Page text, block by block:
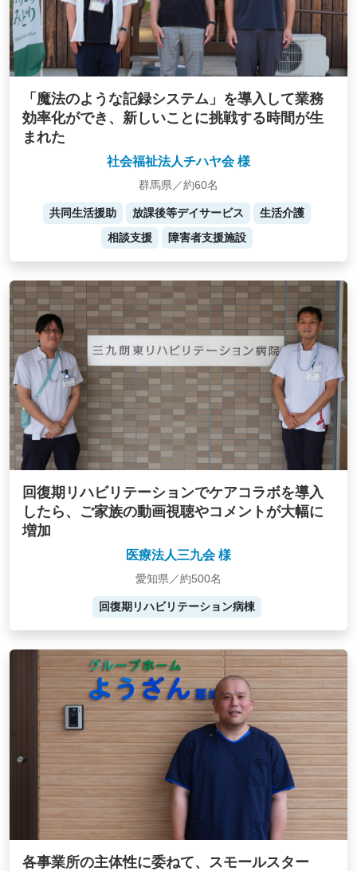
「魔法のような記録システム」を導入して業務
効率化ができ、新しいことに挑戦する時間が生
まれた
社会福祉法人チハヤ会 様
群馬県／約60名
共同生活援助 放課後等デイサービス
生活介護
相談支援
障害者支援施設
回復期リハビリテーションでケアコラボを導入
したら、ご家族の動画視聴やコメントが大幅に
増加
医療法人三九会 様
愛知県／約500名
回復期リハビリテーション病棟
各事業所の主体性に委ねて、スモールスター